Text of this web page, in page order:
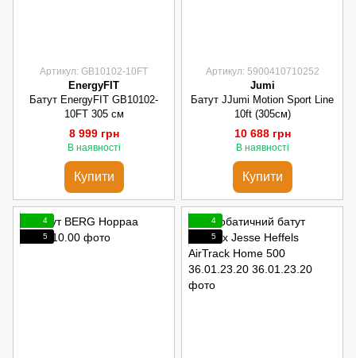
Артикул: GB10102-10FT
EnergyFIT
Батут EnergyFIT GB10102-
10FT 305 см
8 999 грн
В наявності
Купити
Артикул: 5900410710252
Jumi
Батут JJumi Motion Sport Line
10ft (305см)
10 688 грн
В наявності
Купити
4
5
4
5